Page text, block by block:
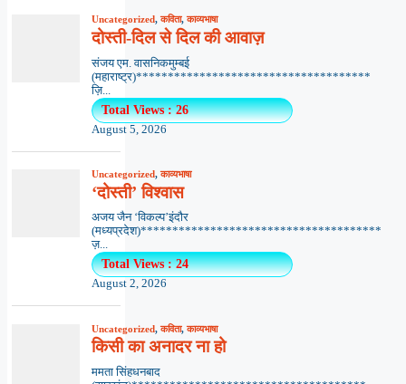
Uncategorized,कविता,काव्यभाषा
दोस्ती-दिल से दिल की आवाज़
संजय एम. वासनिकमुम्बई
(महाराष्ट्र)*************************************
ज़ि...
Total Views : 26
August 5, 2026
Uncategorized,काव्यभाषा
‘दोस्ती’ विश्वास
अजय जैन ‘विकल्प’इंदौर
(मध्यप्रदेश)**************************************
ज़...
Total Views : 24
August 2, 2026
Uncategorized,कविता,काव्यभाषा
किसी का अनादर ना हो
ममता सिंहधनबाद